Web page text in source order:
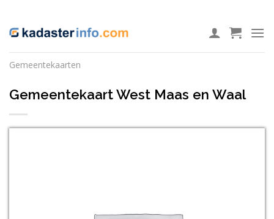
inhoud
Gemeentekaarten
Gemeentekaart West Maas en Waal